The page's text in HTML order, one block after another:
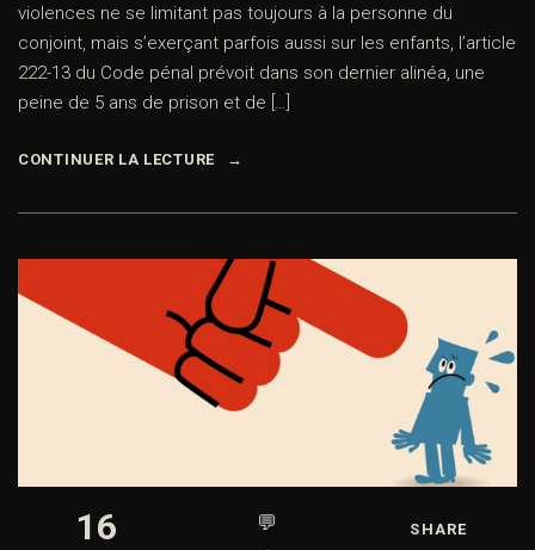
violences ne se limitant pas toujours à la personne du
conjoint, mais s’exerçant parfois aussi sur les enfants, l’article
222-13 du Code pénal prévoit dans son dernier alinéa, une
peine de 5 ans de prison et de […]
CONTINUER LA LECTURE
16 💬 SHARE